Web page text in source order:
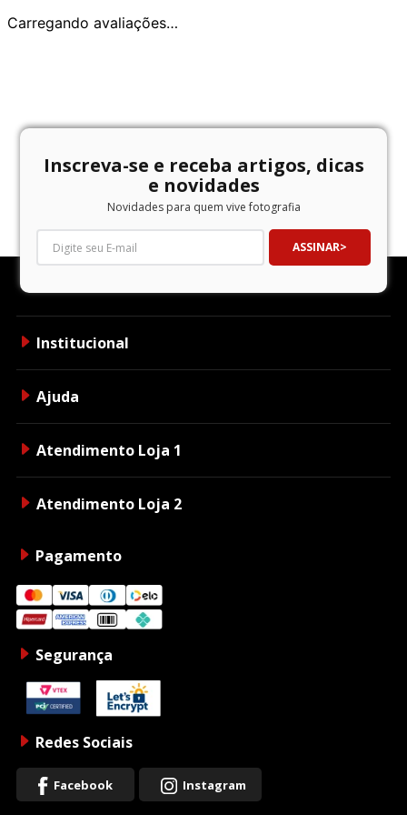
Carregando avaliações…
Inscreva-se e receba artigos, dicas
e novidades
Novidades para quem vive fotografia
ASSINAR
Institucional
Ajuda
Atendimento Loja 1
Atendimento Loja 2
Pagamento
Segurança
Redes Sociais
Facebook Instagram